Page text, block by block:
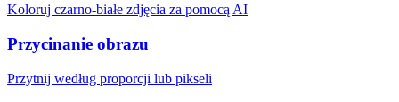
Koloruj czarno-białe zdjęcia za pomocą AI
Przycinanie obrazu
Przytnij według proporcji lub pikseli